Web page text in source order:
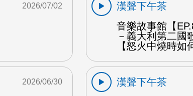
2026/07/02
漢聲下午茶
音樂故事館【
－義大利第二國
【怒火中燒時
2026/06/30
漢聲下午茶